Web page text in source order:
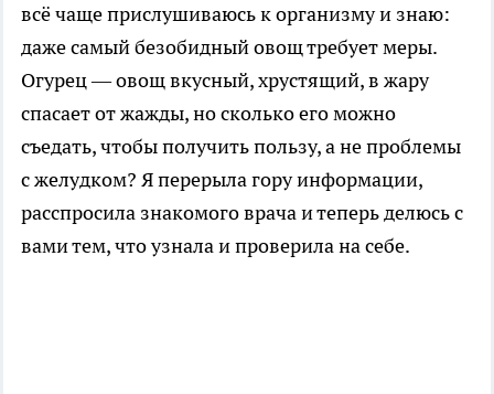
всё чаще прислушиваюсь к организму и знаю:
даже самый безобидный овощ требует меры.
Огурец — овощ вкусный, хрустящий, в жару
спасает от жажды, но сколько его можно
съедать, чтобы получить пользу, а не проблемы
с желудком? Я перерыла гору информации,
расспросила знакомого врача и теперь делюсь с
вами тем, что узнала и проверила на себе.